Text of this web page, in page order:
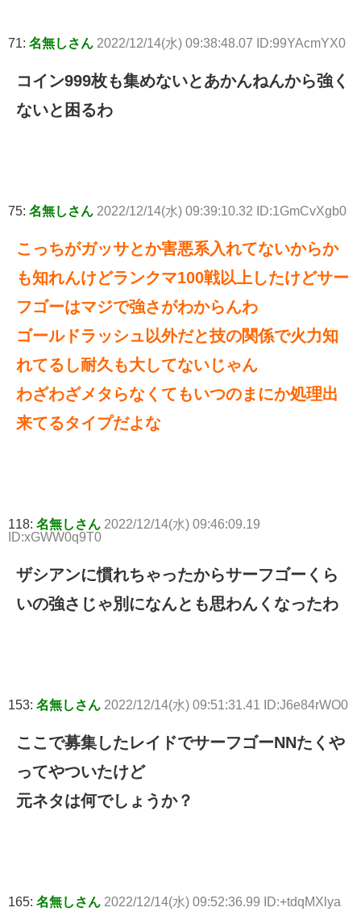
71: 名無しさん 2022/12/14(水) 09:38:48.07 ID:99YAcmYX0
コイン999枚も集めないとあかんねんから強く
ないと困るわ
75: 名無しさん 2022/12/14(水) 09:39:10.32 ID:1GmCvXgb0
こっちがガッサとか害悪系入れてないからか
も知れんけどランクマ100戦以上したけどサー
フゴーはマジで強さがわからんわ
ゴールドラッシュ以外だと技の関係で火力知
れてるし耐久も大してないじゃん
わざわざメタらなくてもいつのまにか処理出
来てるタイプだよな
118: 名無しさん 2022/12/14(水) 09:46:09.19
ID:xGWW0q9T0
ザシアンに慣れちゃったからサーフゴーくら
いの強さじゃ別になんとも思わんくなったわ
153: 名無しさん 2022/12/14(水) 09:51:31.41 ID:J6e84rWO0
ここで募集したレイドでサーフゴーNNたくや
ってやついたけど
元ネタは何でしょうか？
165: 名無しさん 2022/12/14(水) 09:52:36.99 ID:+tdqMXlya